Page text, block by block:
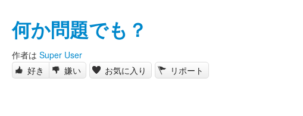
何か問題でも？
作者は Super User
好き
嫌い お気に入り リポート